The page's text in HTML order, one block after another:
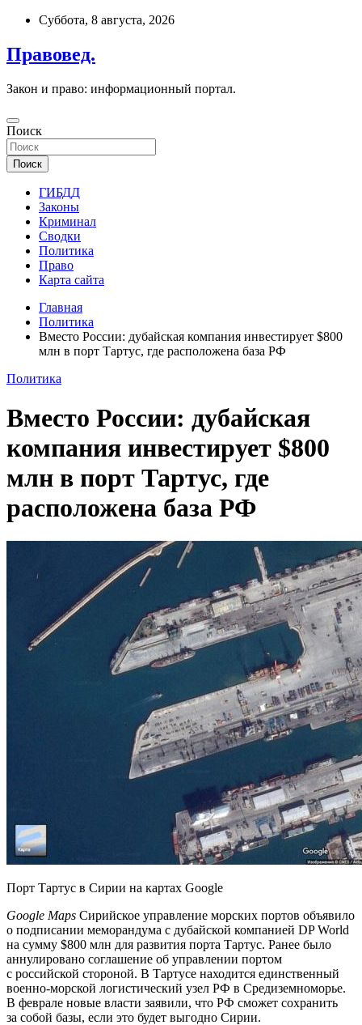
Перейти
содержимому
Суббота, 8 августа, 2026
Правовед.
Закон и право: информационный портал.
Поиск
Поиск
ГИБДД
Законы
Криминал
Сводки
Политика
Право
Карта сайта
Главная
Политика
Вместо России: дубайская компания инвестирует $800
млн в порт Тартус, где расположена база РФ
Политика
Вместо России: дубайская
компания инвестирует $800
млн в порт Тартус, где
расположена база РФ
Порт Тартус в Сирии на картах Google
Google Maps Сирийское управление морских портов объявило
о подписании меморандума с дубайской компанией DP World
на сумму $800 млн для развития порта Тартус. Ранее было
аннулировано соглашение об управлении портом
с российской стороной. В Тартусе находится единственный
военно-морской логистический узел РФ в Средиземноморье.
В феврале новые власти заявили, что РФ сможет сохранить
за собой базы, если это будет выгодно Сирии.